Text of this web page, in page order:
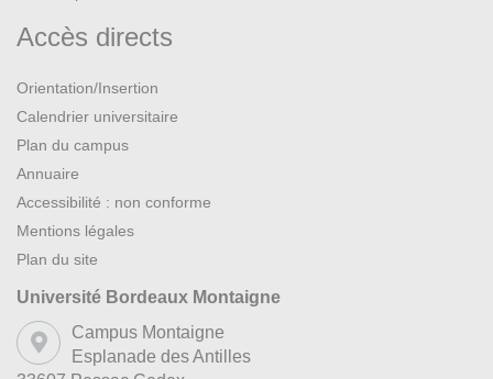
Accès directs
Orientation/Insertion
Calendrier universitaire
Plan du campus
Annuaire
Accessibilité : non conforme
Mentions légales
Plan du site
Université Bordeaux Montaigne
Campus Montaigne
Esplanade des Antilles